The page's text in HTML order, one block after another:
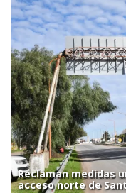
Reclaman medidas
acceso norte de